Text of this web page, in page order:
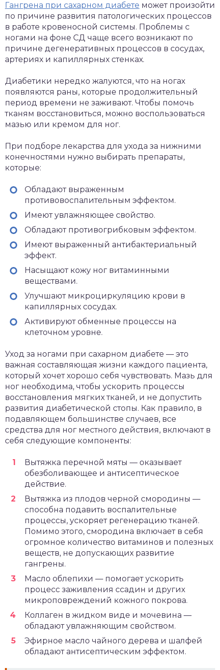
Гангрена при сахарном диабете может произойти
по причине развития патологических процессов
в работе кровеносной системы. Проблемы с
ногами на фоне СД чаще всего возникают по
причине дегенеративных процессов в сосудах,
артериях и капиллярных стенках.
Диабетики нередко жалуются, что на ногах
появляются раны, которые продолжительный
период времени не заживают. Чтобы помочь
тканям восстановиться, можно воспользоваться
мазью или кремом для ног.
При подборе лекарства для ухода за нижними
конечностями нужно выбирать препараты,
которые:
Обладают выраженным
противовоспалительным эффектом.
Имеют увлажняющее свойство.
Обладают противогрибковым эффектом.
Имеют выраженный антибактериальный
эффект.
Насыщают кожу ног витаминными
веществами.
Улучшают микроциркуляцию крови в
капиллярных сосудах.
Активируют обменные процессы на
клеточном уровне.
Уход за ногами при сахарном диабете — это
важная составляющая жизни каждого пациента,
который хочет хорошо себя чувствовать. Мазь для
ног необходима, чтобы ускорить процессы
восстановления мягких тканей, и не допустить
развития диабетической стопы. Как правило, в
подавляющем большинстве случаев, все
средства для ног местного действия, включают в
себя следующие компоненты:
Вытяжка перечной мяты — оказывает
обезболивающее и антисептическое
действие.
Вытяжка из плодов черной смородины —
способна подавить воспалительные
процессы, ускоряет регенерацию тканей.
Помимо этого, смородина включает в себя
огромное количество витаминов и полезных
веществ, не допускающих развитие
гангрены.
Масло облепихи — помогает ускорить
процесс заживления ссадин и других
микроповреждений кожного покрова.
Коллаген в жидком виде и мочевина —
обладают увлажняющим свойством.
Эфирное масло чайного дерева и шалфей
обладают антисептическим эффектом.